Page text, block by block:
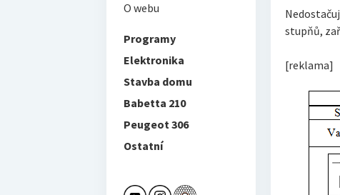
stupňů,
[reklama]
O webu
Programy
Elektronika
Stavba domu
Babetta 210
Peugeot 306
Ostatní